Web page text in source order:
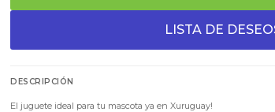
DESCRIPCIÓN
El juguete ideal para tu mascota ya en Xuruguay!